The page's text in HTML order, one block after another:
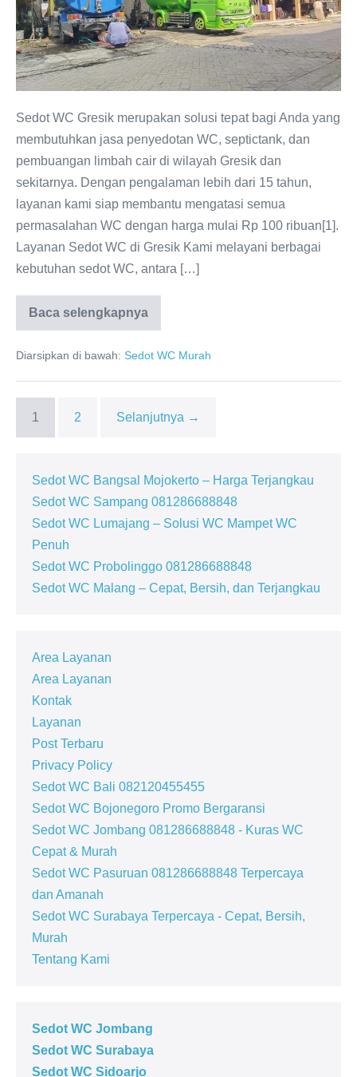
Terpercaya
dan
Murah
di
Sedot WC Gresik merupakan solusi tepat bagi Anda yang
membutuhkan jasa penyedotan WC, septictank, dan
pembuangan limbah cair di wilayah Gresik dan
sekitarnya. Dengan pengalaman lebih dari 15 tahun,
layanan kami siap membantu mengatasi semua
permasalahan WC dengan harga mulai Rp 100 ribuan[1].
Layanan Sedot WC di Gresik Kami melayani berbagai
kebutuhan sedot WC, antara […]
Baca selengkapnya
Sedot
WC
Terpercaya
Murah
Diarsipkan di bawah: Sedot WC Murah
1 2 Selanjutnya →
Sedot WC Bangsal Mojokerto – Harga Terjangkau
Sedot WC Sampang 081286688848
Sedot WC Lumajang – Solusi WC Mampet WC
Penuh
Sedot WC Probolinggo 081286688848
Sedot WC Malang – Cepat, Bersih, dan Terjangkau
Area Layanan
Area Layanan
Kontak
Layanan
Post Terbaru
Privacy Policy
Sedot WC Bali 082120455455
Sedot WC Bojonegoro Promo Bergaransi
Sedot WC Jombang 081286688848 - Kuras WC
Cepat & Murah
Sedot WC Pasuruan 081286688848 Terpercaya
dan Amanah
Sedot WC Surabaya Terpercaya - Cepat, Bersih,
Murah
Tentang Kami
Sedot WC Jombang
Sedot WC Surabaya
Sedot WC Sidoarjo